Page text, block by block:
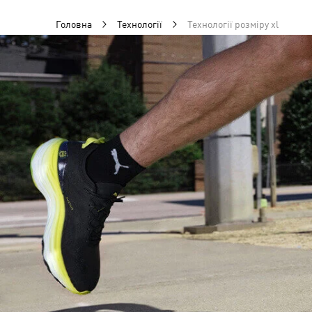
Головна Технології Технології розміру xl